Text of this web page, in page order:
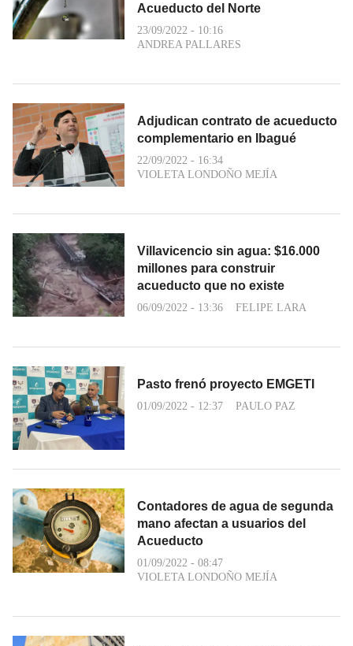
Acueducto del Norte
23/09/2022 - 10:16
ANDREA PALLARES
Adjudican contrato de acueducto
complementario en Ibagué
22/09/2022 - 16:34
VIOLETA LONDOÑO MEJÍA
Villavicencio sin agua: $16.000
millones para construir
acueducto que no existe
06/09/2022 - 13:36 FELIPE LARA
Pasto frenó proyecto EMGETI
01/09/2022 - 12:37 PAULO PAZ
Contadores de agua de segunda
mano afectan a usuarios del
Acueducto
01/09/2022 - 08:47
VIOLETA LONDOÑO MEJÍA